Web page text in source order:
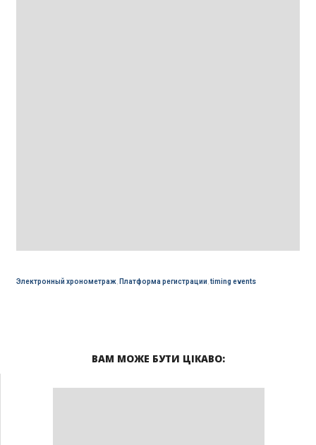
Электронный хронометраж, Платформа регистрации timing events
ВАМ МОЖЕ БУТИ ЦІКАВО: